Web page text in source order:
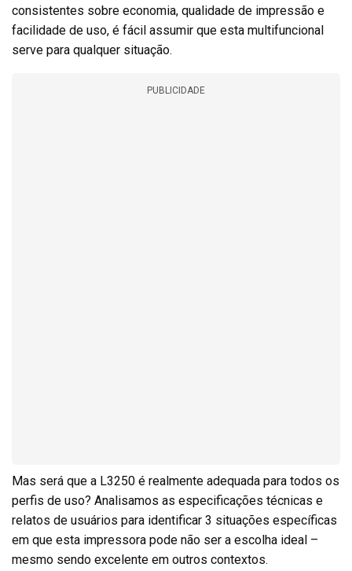
consistentes sobre economia, qualidade de impressão e
facilidade de uso, é fácil assumir que esta multifuncional
serve para qualquer situação.
PUBLICIDADE
Mas será que a L3250 é realmente adequada para todos os
perfis de uso? Analisamos as especificações técnicas e
relatos de usuários para identificar 3 situações específicas
em que esta impressora pode não ser a escolha ideal –
mesmo sendo excelente em outros contextos.